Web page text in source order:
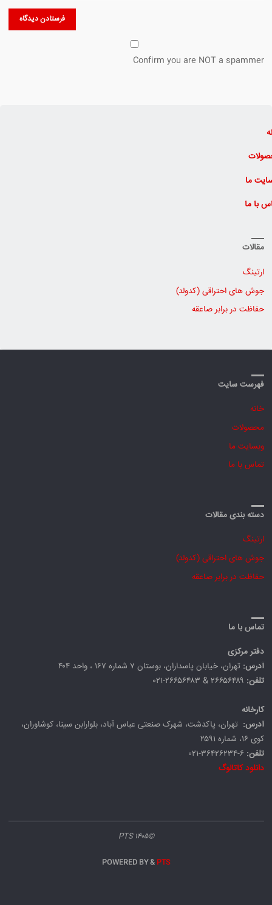
Confirm you are NOT a spammer
ما
با ما
مقالات
ارتینگ
جوش های احتراقی (کدولد)
حفاظت در برابر صاعقه
فهرست سایت
خانه
محصولات
وبسایت ما
تماس با ما
دسته بندی مقالات
ارتینگ
جوش های احتراقی (کدولد)
حفاظت در برابر صاعقه
تماس با ما
دفتر مرکزی
آدرس: تهران، خیابان پاسداران، بوستان ۷ شماره ۱۶۷ ، واحد ۴۰۴
تلفن:
کارخانه
آدرس: تهران، پاکدشت، شهرک صنعتی عباس آباد، بلوارابن سینا، کوشاوران،
کوی ۱۶، شماره ۲۵۹۱
تلفن:
دانلود کاتالوگ
©۱۴۰۵ PTS
POWERED BY& PTS